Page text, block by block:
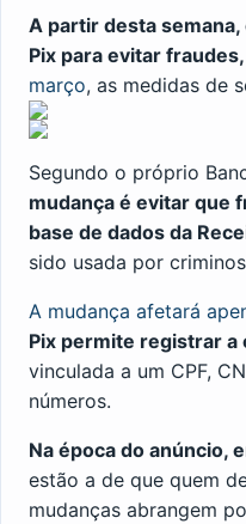
A partir desta
Pix para evitar
março, as medidas de
Segundo o próprio
mudança é evitar que
base de dados da
sido usada por
A mudança afetará
Pix permite registrar a
vinculada a um CPF,
números.
Na época do anúncio,
estão a de que quem
mudanças abrangem